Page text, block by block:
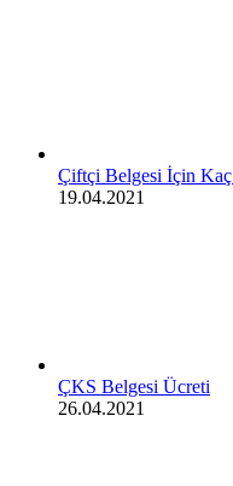
Çiftçi Belgesi İçin
19.04.2021
ÇKS Belgesi Ücreti
26.04.2021